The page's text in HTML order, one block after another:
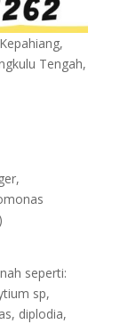
Tengah,
seperti:
sp,
diplodia,